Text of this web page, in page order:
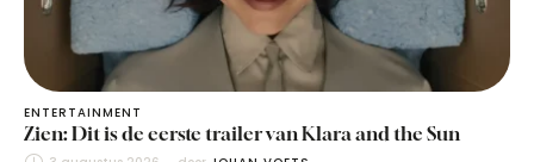
ENTERTAINMENT
Zien: Dit is de eerste trailer van Klara and the Sun